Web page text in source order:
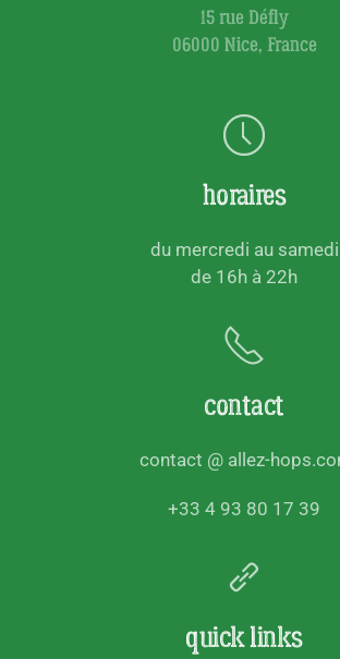
15 rue Défly
06000 Nice, France
horaires
du mercredi au samedi
de 16h à 22h
contact
contact @ allez-
+33 4 93 80 17 39
quick links